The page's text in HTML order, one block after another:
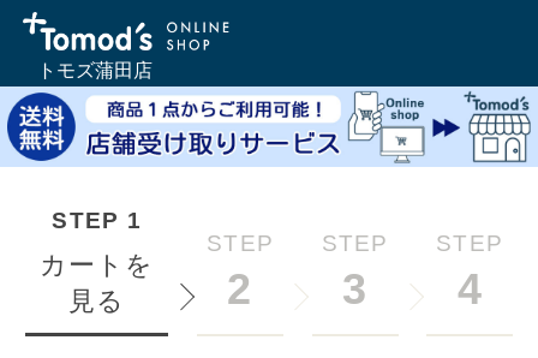
トモズ蒲田店
STEP 1
カートを
見る
STEP
2
STEP
3
STEP
4